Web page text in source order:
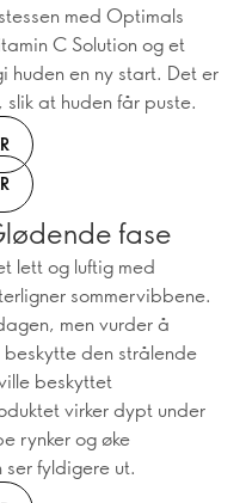
med Optimals
C Solution og et
huden en ny start. Det er
at huden får puste.
fase
lett og luftig med
sommervibbene.
men vurder å
beskytte den strålende
beskyttet
virker dypt under
rynker og øke
fyldigere ut.